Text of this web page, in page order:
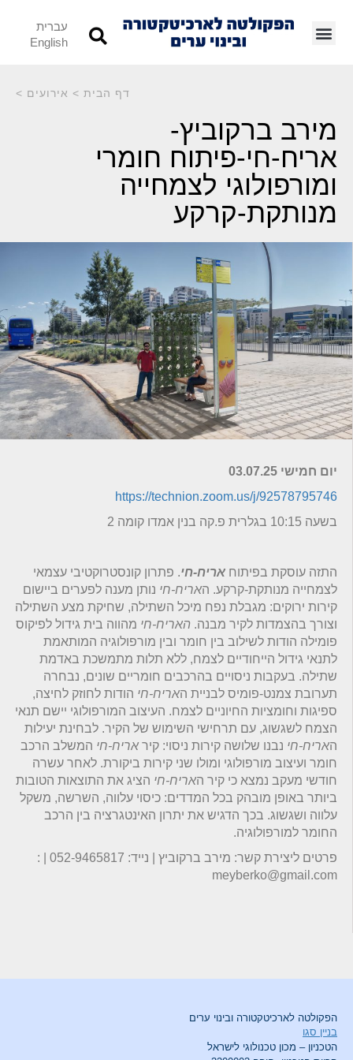
עברית
English
דף הבית > אירועים >
מירב ברקוביץ-
אריח-חי-פיתוח חומרי
ומורפולוגי לצמחייה
מנותקת-קרקע
יום חמישי 03.07.25
https://technion.zoom.us/j/92578795746
בשעה 10:15 בגלרית פ.קה בנין אמדו קומה 2
התזה עוסקת בפיתוח אריח-חי. פתרון קונסטרוקטיבי עצמאי
לצמחייה מנותקת-קרקע. האריח-חי נותן מענה לפערים ביישום
קירות ירוקים: מגבלת נפח מיכל השתילה, שחיקת מצע השתילה
וצורך בהצמדות לקיר מבנה. האריח-חי מהווה בית גידול לפיקוס
פומילה הודות לשילוב בין חומר ובין מורפולוגיה המותאמת
לתנאי גידול הייחודיים לצמח, ללא תלות מתמשכת באדמת
שתילה. בעקבות ניסויים בהרכבים חומריים שונים, נבחרה
תערובת צמנט-פומיס לבניית האריח-חי הודות לחוזק לחיצה,
ספיגות וחומציות החיוניים לצמח. העיצוב המורפולוגי יישם תנאי
הצמח לשגשוג, עם תרחישי השימוש של הקיר. לבחינת יעילות
האריח-חי נבנו שלושה קירות ניסוי: קיר אריח-חי המשלב הרכב
חומר ועיצוב מורפולוגי ומולו שני קירות ביקורת. לאחר עשרה
חודשי מעקב נמצא כי קיר האריח-חי הציג את התוצאות הטובות
ביותר באופן מובהק בכל המדדים: כיסוי עלווה, השרשה, משקל
עלווה ושגשוג. בכך הדגיש את יתרון האינטגרציה בין הרכב
החומר למורפולוגיה.
פרטים ליצירת קשר: מירב ברקוביץ | נייד: 052-9465817 | :
meyberko@gmail.com
הפקולטה לארכיטקטורה ובינוי ערים
בניין סגו
הטכניון – מכון טכנולוגי לישראל